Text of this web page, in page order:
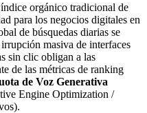
orgánico tradicional de
para los negocios digitales en
de búsquedas diarias se
masiva de interfaces
sin clic obligan a las
de las métricas de ranking
de Voz Generativa
Engine Optimization /